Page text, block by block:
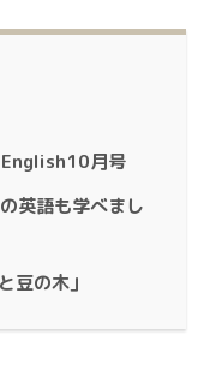
English10月号
英語も学べまし
豆の木」